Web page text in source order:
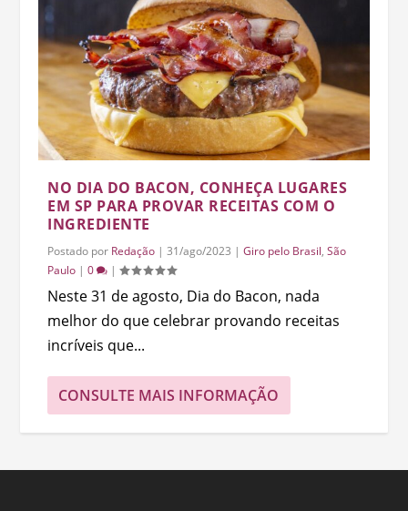
NO DIA DO BACON, CONHEÇA LUGARES
EM SP PARA PROVAR RECEITAS COM O
INGREDIENTE
Postado por Redação |31/ago/2023 |Giro pelo Brasil,São
Paulo |0 |
Neste 31 de agosto, Dia do Bacon, nada
melhor do que celebrar provando receitas
incríveis que...
CONSULTE MAIS INFORMAÇÃO